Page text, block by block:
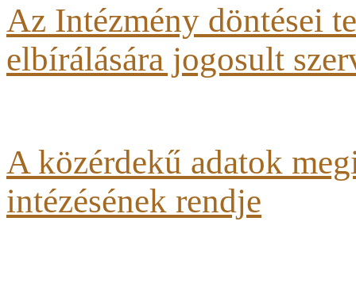
Az Intézmény döntései
elbírálására jogosult
A közérdekű adatok
intézésének rendje